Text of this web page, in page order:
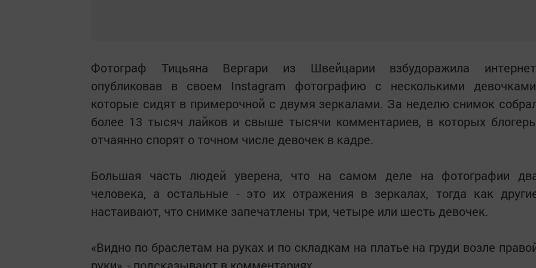
Фотограф Тицьяна Вергари из Швейцарии взбудоражила
опубликовав в своем Instagram фотографию с несколькими
которые сидят в примерочной с двумя зеркалами. За неделю снимок
более 13 тысяч лайков и свыше тысячи комментариев, в которых
отчаянно спорят о точном числе девочек в кадре.
Большая часть людей уверена, что на самом деле на фотографии
человека, а остальные - это их отражения в зеркалах, тогда как
настаивают, что снимке запечатлены три, четыре или шесть девочек.
«Видно по браслетам на руках и по складкам на платье на груди возле